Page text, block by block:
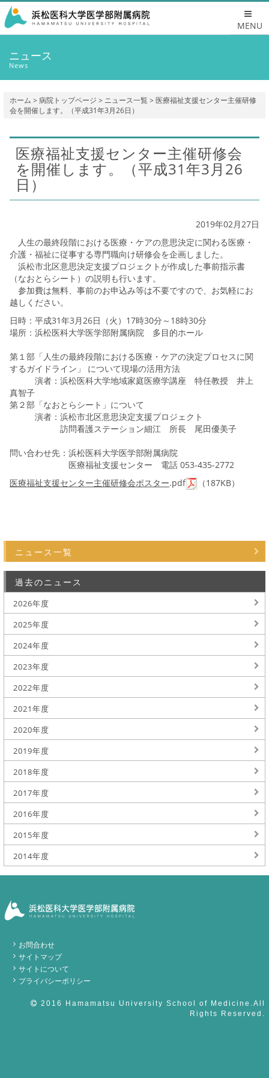
MENU
ニュース
News
ホーム > 病院トップページ > ニュース一覧> 医療福祉支援センター主催研修
会を開催します。（平成31年3月26日）
医療福祉支援センター主催研修会
を開催します。（平成31年3月26
日）
2019年02月27日
人生の最終段階における医療・ケアの意思決定に関わる医療・
介護・福祉に従事する専門職向け研修会を企画しました。
浜松市北区意思決定支援プロジェクトが作成した事前指示書
（なおとらシート）の説明も行います。
参加費は無料、事前のお申込み等は不要ですので、お気軽にお
越しください。
日時：平成31年3月26日（火）17時30分～18時30分
場所：浜松医科大学医学部附属病院 多目的ホール
第１部「人生の最終段階における医療・ケアの決定プロセスに関
するガイドライン」 について現場の活用方法
演者：浜松医科大学地域家庭医療学講座 特任教授 井上
真智子
第２部「なおとらシート」について
演者：浜松市北区意思決定支援プロジェクト
訪問看護ステーション細江 所長 尾田優美子
問い合わせ先：浜松医科大学医学部附属病院
医療福祉支援センター 電話 053-435-2772
医療福祉支援センター主催研修会ポスター.pdf （187KB）
ニュース一覧
過去のニュース
2026年度
2025年度
2024年度
2023年度
2022年度
2021年度
2020年度
2019年度
2018年度
2017年度
2016年度
2015年度
2014年度
お問合わせ
サイトマップ
サイトについて
プライバシーポリシー
2016 Hamamatsu University School of Medicine.All
Rights Reserved.